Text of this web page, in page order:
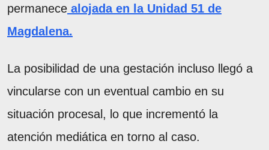
permanece alojada en la Unidad 51 de
Magdalena.
La posibilidad de una gestación incluso llegó a
vincularse con un eventual cambio en su
situación procesal, lo que incrementó la
atención mediática en torno al caso.